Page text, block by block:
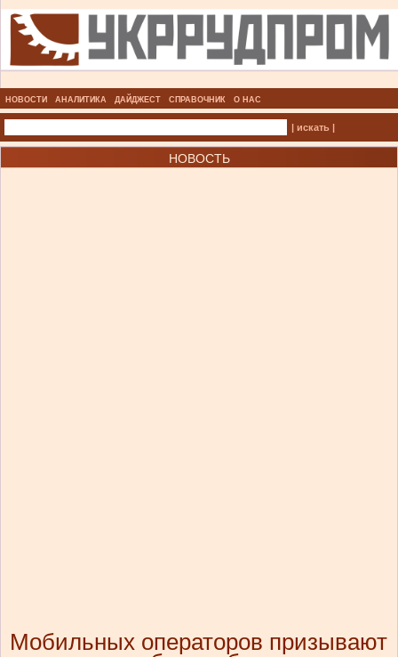
НОВОСТИ АНАЛИТИКА ДАЙДЖЕСТ СПРАВОЧНИК О НАС
| искать |
НОВОСТЬ
Мобильных операторов призывают